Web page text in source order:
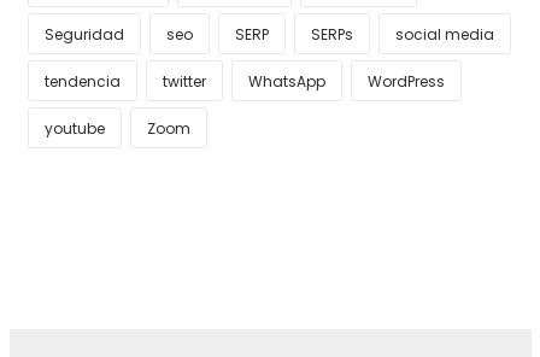
Seguridad seo SERP SERPs social media
tendencia twitter WhatsApp WordPress
youtube Zoom